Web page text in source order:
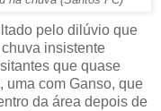
pelo dilúvio que
insistente
que quase
uma com Ganso, que
da área depois de